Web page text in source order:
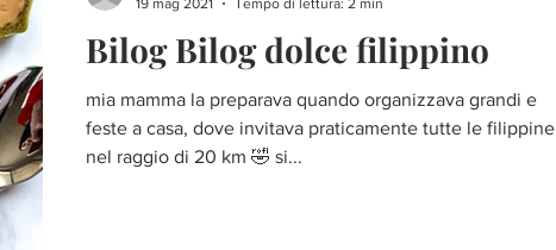
Bilog Bilog dolce filippino
mia mamma la preparava quando organizzava grandi e
feste a casa, dove invitava praticamente tutte le filippine
nel raggio di 20 km 🤣 si...